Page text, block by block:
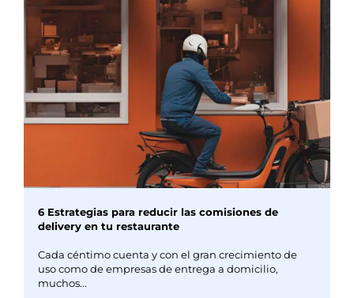
6 Estrategias para reducir las comisiones de
delivery en tu restaurante
Cada céntimo cuenta y con el gran crecimiento de
uso como de empresas de entrega a domicilio,
muchos...